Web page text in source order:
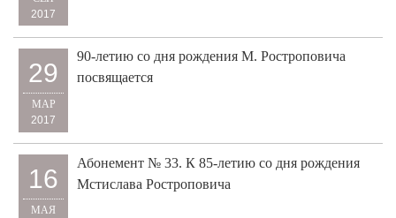
2017
29
МАР
2017
90-летию со дня рождения М. Ростроповича
посвящается
16
МАЯ
Абонемент № 33. К 85-летию со дня рождения
Мстислава Ростроповича